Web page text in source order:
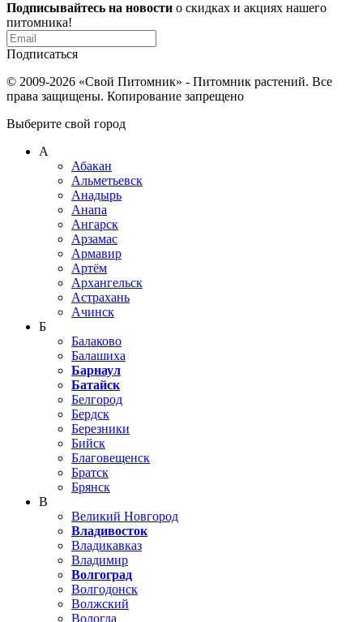
Подписывайтесь на новости о скидках и акциях нашего
питомника!
Подписаться
© 2009-2026 «Свой Питомник» - Питомник растений. Все
права защищены. Копирование запрещено
Выберите свой город
А
Абакан
Альметьевск
Анадырь
Анапа
Ангарск
Арзамас
Армавир
Артём
Архангельск
Астрахань
Ачинск
Б
Балаково
Балашиха
Барнаул
Батайск
Белгород
Бердск
Березники
Бийск
Благовещенск
Братск
Брянск
В
Великий Новгород
Владивосток
Владикавказ
Владимир
Волгоград
Волгодонск
Волжский
Вологда